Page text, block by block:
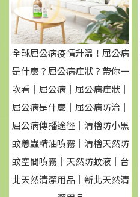
全球屈公病疫情升溫！屈公病
是什麼？屈公病症狀？帶你一
次看｜屈公病｜屈公病症狀｜
屈公病是什麼｜屈公病防治｜
屈公病傳播途徑｜清檜防小黑
蚊恙蟲精油噴霧｜清檜天然防
蚊空間噴霧｜天然防蚊液｜台
北天然清潔用品｜新北天然清